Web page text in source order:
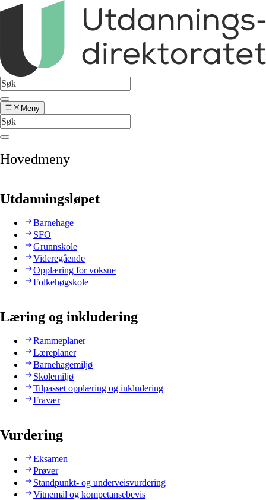
Meny
Hovedmeny
Utdanningsløpet
Barnehage
SFO
Grunnskole
Videregående
Opplæring for voksne
Folkehøgskole
Læring og inkludering
Rammeplaner
Læreplaner
Barnehagemiljø
Skolemiljø
Tilpasset opplæring og inkludering
Fravær
Vurdering
Eksamen
Prøver
Standpunkt- og underveisvurdering
Vitnemål og kompetansebevis